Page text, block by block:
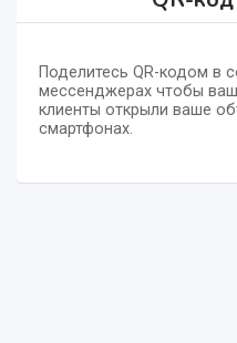
Поделитесь QR-кодом в
мессенджерах чтобы
клиенты открыли ваше
смартфонах.